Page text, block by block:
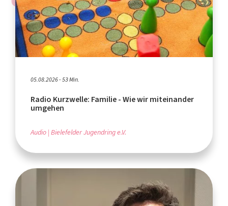
05.08.2026 - 53 Min.
Radio Kurzwelle: Familie - Wie wir miteinander
umgehen
Audio Bielefelder Jugendring e.V.